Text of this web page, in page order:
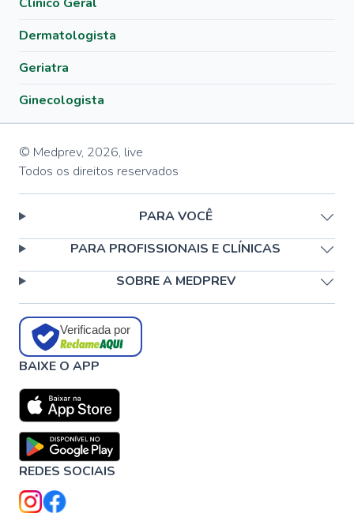
Dermatologista
Geriatra
Ginecologista
© Medprev, 2026, live
Todos os direitos reservados
PARA VOCÊ
PARA PROFISSIONAIS E CLÍNICAS
SOBRE A MEDPREV
Verificada por
BAIXE O APP
REDES SOCIAIS